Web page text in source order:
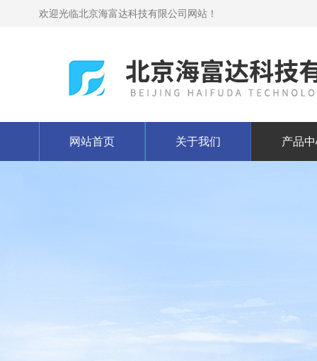
欢迎光临北京海富达科技有限公司网站！
网站首页 关于我们 产品